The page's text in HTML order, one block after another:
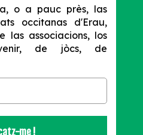
o a pauc près, las
occitanas d'Erau,
las associacions, los
de jòcs, de